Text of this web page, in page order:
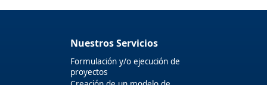
Nuestros Servicios
Formulación y/o ejecución de
proyectos